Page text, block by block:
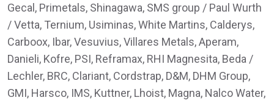
Gecal, Primetals, Shinagawa, SMS group / Paul Wurth
/ Vetta, Ternium, Usiminas, White Martins, Calderys,
Carboox, Ibar, Vesuvius, Villares Metals, Aperam,
Danieli, Kofre, PSI, Reframax, RHI Magnesita, Beda /
Lechler, BRC, Clariant, Cordstrap, D&M, DHM Group,
GMI, Harsco, IMS, Kuttner, Lhoist, Magna, Nalco Water,